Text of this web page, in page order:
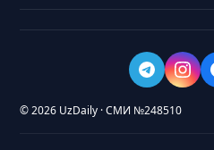
© 2026 UzDaily · СМИ №248510